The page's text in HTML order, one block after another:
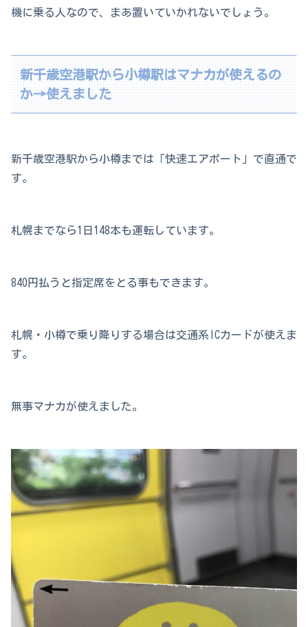
機に乗る人なので、まあ置いていかれないでしょう。
新千歳空港駅から小樽駅はマナカが使えるの
か→使えました
新千歳空港駅から小樽までは「快速エアポート」で直通で
す。
札幌までなら1日148本も運転しています。
840円払うと指定席をとる事もできます。
札幌・小樽で乗り降りする場合は交通系ICカードが使えま
す。
無事マナカが使えました。